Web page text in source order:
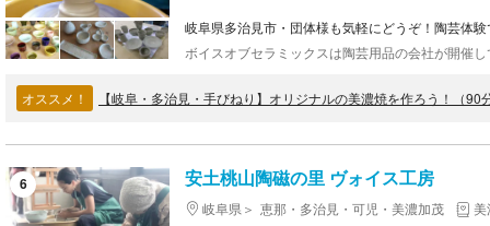
岐阜県多治見市・団体様も気軽にどうぞ！陶芸体
オススメ！ 【岐阜・多治見・手びねり】オリジナルの美濃焼を作ろう！（90
6 安土桃山陶磁の里 ヴォイス工房
岐阜県 恵那・多治見・可児・美濃加茂
美